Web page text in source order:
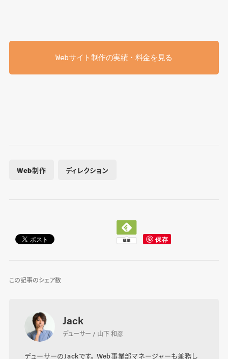
Webサイト制作の実績・料金を見る
Web制作 ディレクション
この記事のシェア数
Jack
デューサー / 山下 和彦
デューサーのJackです。 Web事業部マネージャーも兼務し